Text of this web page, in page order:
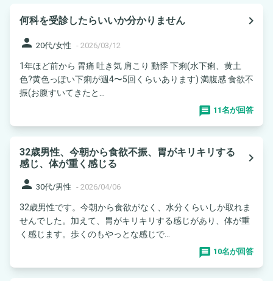
何科を受診したらいいか分かりません
navigate_next
person 20代/女性 - 2026/03/12
1年ほど前から 胃痛 吐き気 肩こり 動悸 下痢(水下痢、黄土
色?黄色っぽい下痢が週4〜5回くらいあります) 満腹感 食欲不
振(お腹すいてきたと...
11名が回答
32歳男性、今朝から食欲不振、胃がキリキリする
感じ、体が重く感じる
navigate_next
person 30代/男性 - 2026/04/06
32歳男性です。今朝から食欲がなく、水分くらいしか取れま
せんでした。加えて、胃がキリキリする感じがあり、体が重
く感じます。歩くのもやっとな感じで...
10名が回答